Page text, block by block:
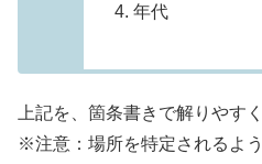
年代
上記を、箇条書きで解りやす
※注意：場所を特定されるよ